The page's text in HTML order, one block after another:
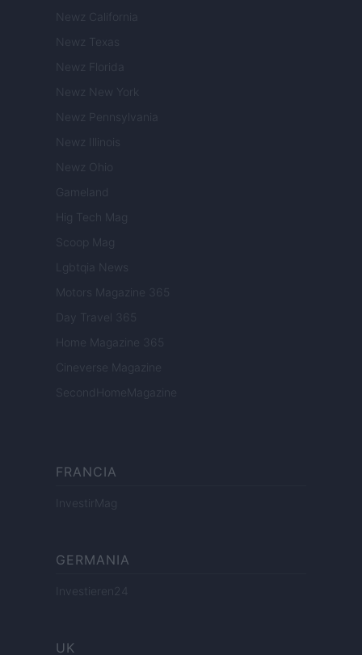
Newz California
Newz Texas
Newz Florida
Newz New York
Newz Pennsylvania
Newz Illinois
Newz Ohio
Gameland
Hig Tech Mag
Scoop Mag
Lgbtqia News
Motors Magazine 365
Day Travel 365
Home Magazine 365
Cineverse Magazine
SecondHomeMagazine
FRANCIA
InvestirMag
GERMANIA
Investieren24
UK